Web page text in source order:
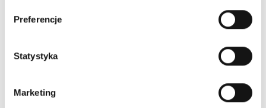
Preferencje
Statystyka
Marketing
terminowość i partnerskie podejście.